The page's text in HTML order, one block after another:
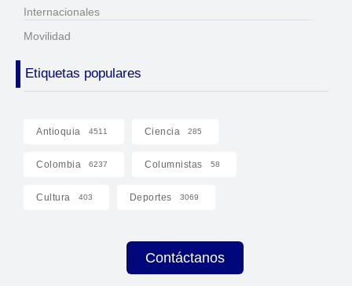
Internacionales
Movilidad
Etiquetas populares
Antioquia 4511 Ciencia 285
Colombia 6237 Columnistas 58
Cultura 403 Deportes 3069
Contáctanos